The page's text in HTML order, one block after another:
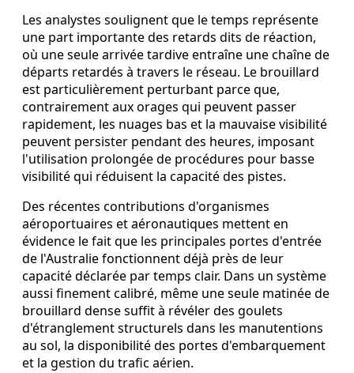
Les analystes soulignent que le temps représente
une part importante des retards dits de réaction,
où une seule arrivée tardive entraîne une chaîne de
départs retardés à travers le réseau. Le brouillard
est particulièrement perturbant parce que,
contrairement aux orages qui peuvent passer
rapidement, les nuages bas et la mauvaise visibilité
peuvent persister pendant des heures, imposant
l'utilisation prolongée de procédures pour basse
visibilité qui réduisent la capacité des pistes.
Des récentes contributions d'organismes
aéroportuaires et aéronautiques mettent en
évidence le fait que les principales portes d'entrée
de l'Australie fonctionnent déjà près de leur
capacité déclarée par temps clair. Dans un système
aussi finement calibré, même une seule matinée de
brouillard dense suffit à révéler des goulets
d'étranglement structurels dans les manutentions
au sol, la disponibilité des portes d'embarquement
et la gestion du trafic aérien.